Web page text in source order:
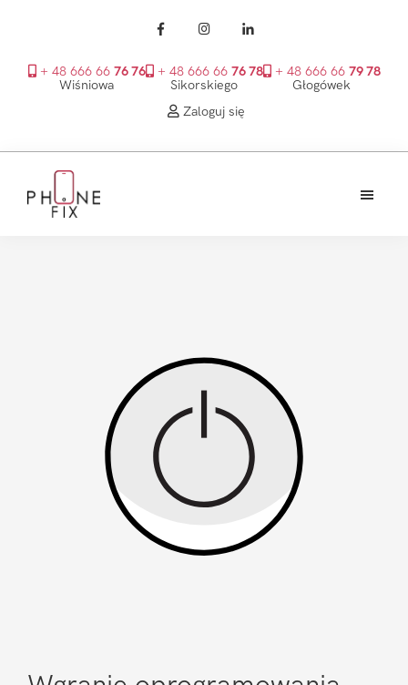
+ 48 666 66 76 76
Wiśniowa
+ 48 666 66 76 78
Sikorskiego
+ 48 666 66 79 78
Głogówek
Zaloguj się
głównego